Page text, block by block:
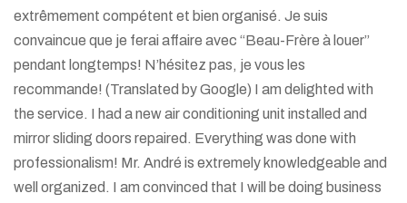
extrêmement compétent et bien organisé. Je suis
convaincue que je ferai affaire avec “Beau-Frère à louer”
pendant longtemps! N’hésitez pas, je vous les
recommande! (Translated by Google) I am delighted with
the service. I had a new air conditioning unit installed and
mirror sliding doors repaired. Everything was done with
professionalism! Mr. André is extremely knowledgeable and
well organized. I am convinced that I will be doing business